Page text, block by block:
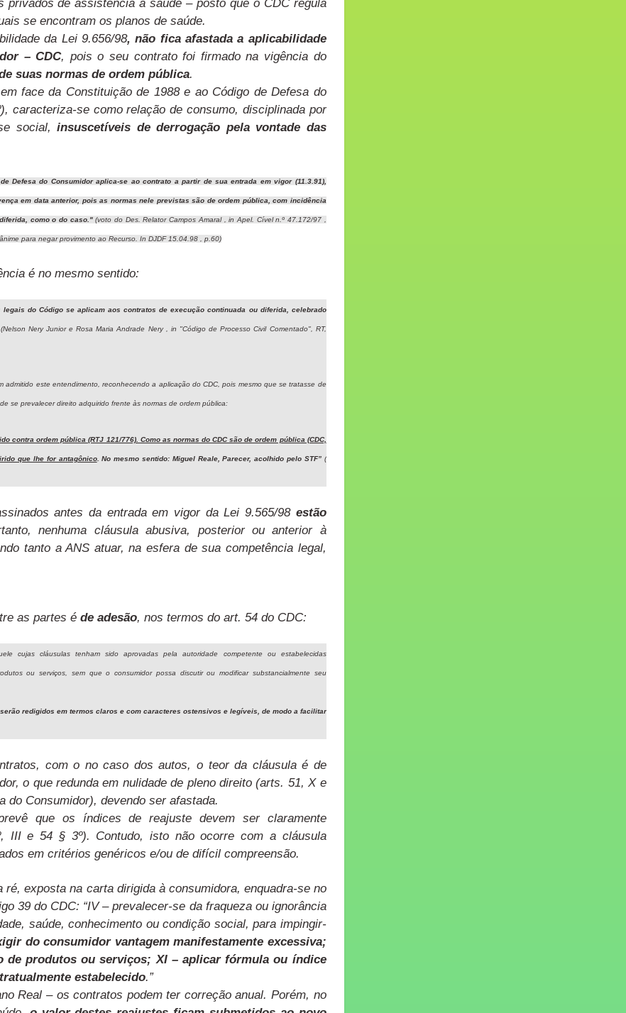
se encontram os planos de saúde.
da Lei 9.656/98, não fica afastada a aplicabilidade
– CDC, pois o seu contrato foi firmado na vigência do
suas normas de ordem pública.
face da Constituição de 1988 e ao Código de Defesa do
caracteriza-se como relação de consumo, disciplinada por
social,insuscetíveis de derrogação pela vontade das
Defesa do Consumidor aplica-se ao contrato a partir de sua entrada em vigor (11.3.91),
em data anterior, pois as normas nele previstas são de ordem pública, com incidência
como o do caso."(voto do Des. Relator Campos Amaral , in Apel. Cível n.º 47.172/97 ,
para negar provimento ao Recurso. In DJDF 15.04.98 , p.60)
é no mesmo sentido:
do Código se aplicam aos contratos de execução continuada ou diferida, celebrado
(Nelson Nery Junior e Rosa Maria Andrade Nery , in "Código de Processo Civil Comentado", RT,
admitido este entendimento, reconhecendo a aplicação do CDC, pois mesmo que se tratasse de
se prevalecer direito adquirido frente às normas de ordem pública:
contra ordem pública (RTJ 121/776). Como as normas do CDC são de ordem pública (CDC,
que lhe for antagônico. No mesmo sentido: Miguel Reale, Parecer, acolhido pelo STF”(
antes da entrada em vigor da Lei 9.565/98 estão
nenhuma cláusula abusiva, posterior ou anterior à
tanto a ANS atuar, na esfera de sua competência legal,
as partes éde adesão, nos termos do art. 54 do CDC:
cujas cláusulas tenham sido aprovadas pela autoridade competente ou estabelecidas
ou serviços, sem que o consumidor possa discutir ou modificar substancialmente seu
redigidos em termos claros e com caracteres ostensivos e legíveis, de modo a facilitar
com o no caso dos autos, o teor da cláusula é de
o que redunda em nulidade de pleno direito (arts. 51, X e
do Consumidor), devendo ser afastada.
que os índices de reajuste devem ser claramente
III e 54 § 3º). Contudo, isto não ocorre com a cláusula
em critérios genéricos e/ou de difícil compreensão.
ré, exposta na carta dirigida à consumidora, enquadra-se no
39 do CDC: “IV – prevalecer-se da fraqueza ou ignorância
saúde, conhecimento ou condição social, para impingir-
do consumidor vantagem manifestamente excessiva;
de produtos ou serviços; XI – aplicar fórmula ou índice
estabelecido.”
Real – os contratos podem ter correção anual. Porém, no